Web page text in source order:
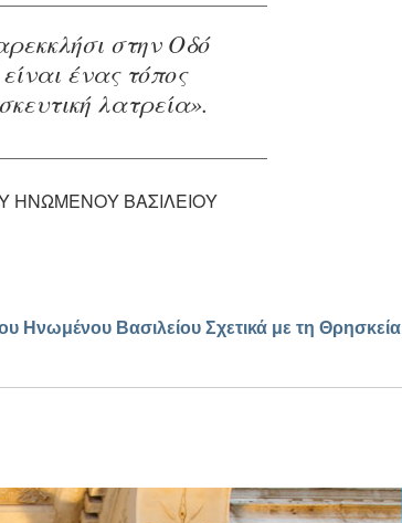
στην Οδό
ένας τόπος
λατρεία».
ΗΝΩΜΈΝΟΥ ΒΑΣΙΛΕΊΟΥ
Ηνωμένου Βασιλείου Σχετικά με τη Θρησκεία